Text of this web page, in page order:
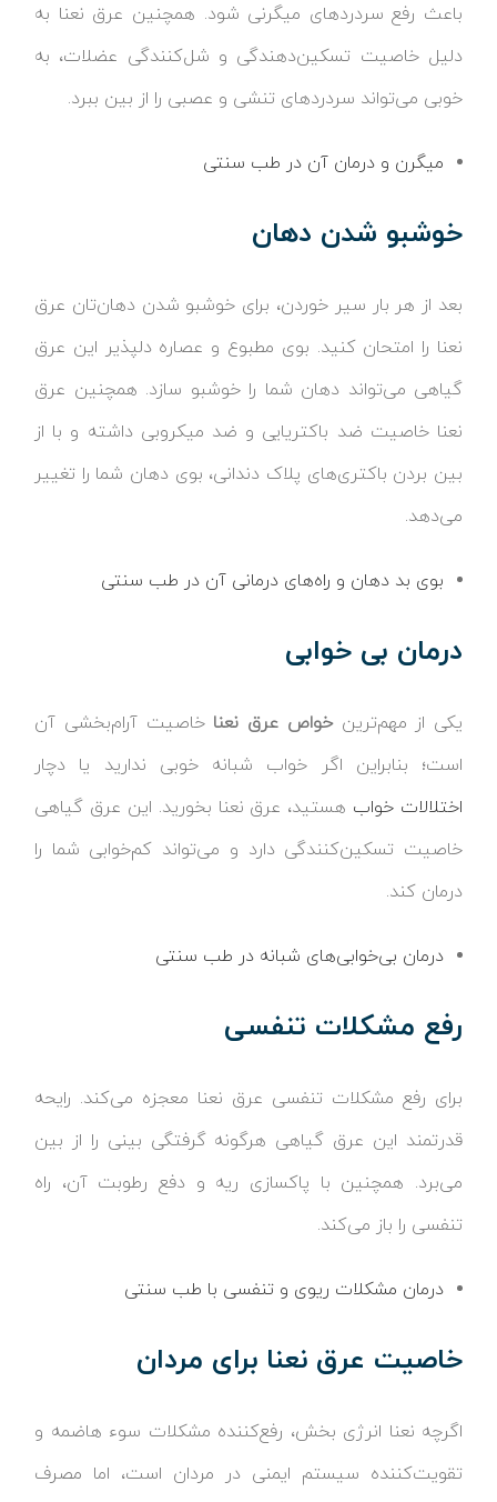
باعث رفع سردردهای میگرنی شود. همچنین عرق نعنا به
دلیل خاصیت تسکین‌دهندگی و شل‌کنندگی عضلات، به
خوبی می‌تواند سردردهای تنشی و عصبی را از بین ببرد.
میگرن و درمان آن در طب سنتی
خوشبو شدن دهان
بعد از هر بار سیر خوردن، برای خوشبو شدن دهان‌تان عرق
نعنا را امتحان کنید. بوی مطبوع و عصاره دلپذیر این عرق
گیاهی می‌تواند دهان شما را خوشبو سازد. همچنین عرق
نعنا خاصیت ضد باکتریایی و ضد میکروبی داشته و با از
بین بردن باکتری‌های پلاک دندانی، بوی دهان شما را تغییر
می‌دهد.
بوی بد دهان و راه‌های درمانی آن در طب سنتی
درمان بی‌ خوابی
یکی از مهم‌ترینخواص عرق نعنا خاصیت آرام‌بخشی آن
است؛ بنابراین اگر خواب شبانه خوبی ندارید یا دچار
اختلالات خواب هستید، عرق نعنا بخورید. این عرق گیاهی
خاصیت تسکین‌کنندگی دارد و می‌تواند کم‌خوابی شما را
درمان کند.
درمان بی‌خوابی‌های شبانه در طب سنتی
رفع مشکلات تنفسی
برای رفع مشکلات تنفسی عرق نعنا معجزه می‌کند. رایحه
قدرتمند این عرق گیاهی هرگونه گرفتگی بینی را از بین
می‌برد. همچنین با پاکسازی ریه و دفع رطوبت آن، راه
تنفسی را باز می‌کند.
درمان مشکلات ریوی و تنفسی با طب سنتی
خاصیت عرق نعنا برای مردان
اگرچه نعنا انرژی بخش، رفع‌کننده مشکلات سوء هاضمه و
تقویت‌کننده سیستم ایمنی در مردان است، اما مصرف